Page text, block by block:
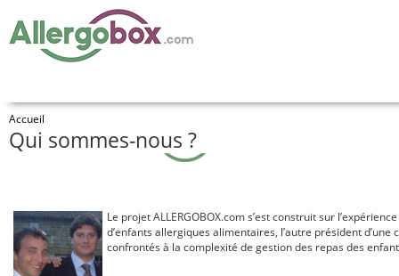
Accueil
Qui sommes-nous ?
Le projet ALLERGOBOX.com s’est construit sur
d’enfants allergiques alimentaires, l’autre président d’une
confrontés à la complexité de gestion des repas des